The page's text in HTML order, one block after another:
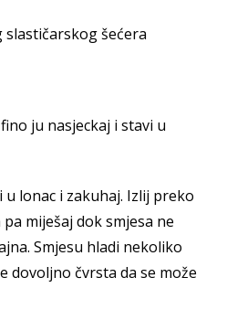
slastičarskog šećera
ju nasjeckaj i stavi u
u lonac i zakuhaj. Izlij preko
miješaj dok smjesa ne
Smjesu hladi nekoliko
dovoljno čvrsta da se može